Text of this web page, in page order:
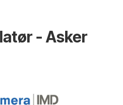
- Asker